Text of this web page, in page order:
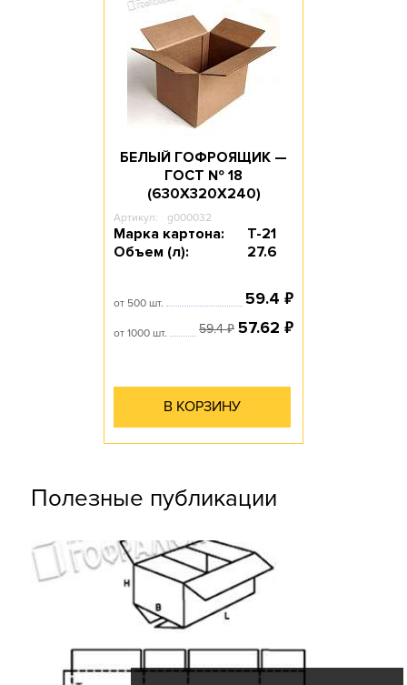
БЕЛЫЙ ГОФРОЯЩИК —
ГОСТ № 18
(630Х320Х240)
Артикул: g000032
Марка картона:
Т-21
Объем (л):
27.6
от 500 шт. 59.4 ₽
от 1000 шт. 59.4₽ 57.62 ₽
В КОРЗИНУ
Полезные публикации